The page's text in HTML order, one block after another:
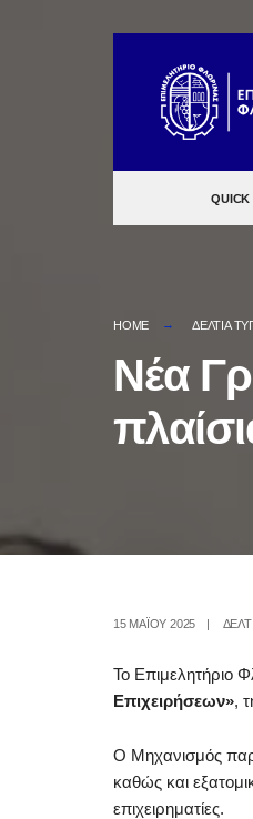
content
QUICK
HOME ΔΕΛΤΙΑ
Νέα
15 ΜΑΪ́ΟΥ 2025 |
Το Επιμελητήριο
Επιχειρήσεων»,
Ο Μηχανισμός
καθώς και
επιχειρηματίες.